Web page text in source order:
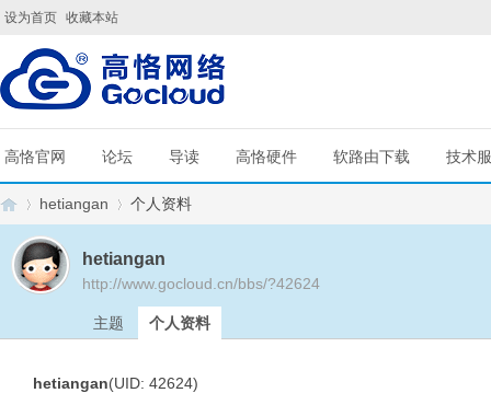
设为首页 收藏本站
高恪官网 论坛 导读 高恪硬件 软路由下载 技术
hetiangan 个人资料
hetiangan
http://www.gocloud.cn/bbs/?42624
主题 个人资料
hetiangan(UID: 42624)